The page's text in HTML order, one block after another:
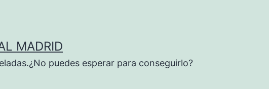
MADRID
puedes esperar para conseguirlo?